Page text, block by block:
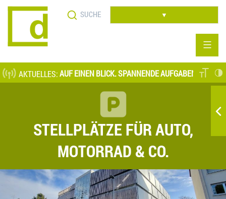
Direkt
Suche ▼
AKTUELLES:
AUF EINEN BLICK. SPANNENDE AUFGABENFELDER AUF
STELLPLÄTZE FÜR AUTO,
MOTORRAD & CO.